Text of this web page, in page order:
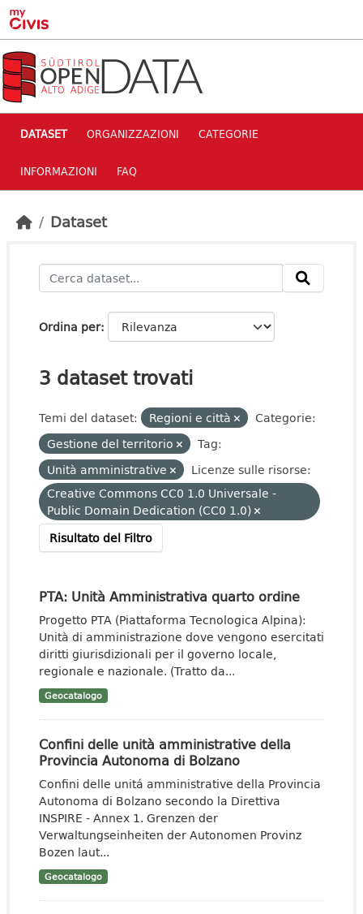
Skip to main content
DATASET ORGANIZZAZIONI CATEGORIE
INFORMAZIONI FAQ
Dataset
Ordina per
3 dataset trovati
Temi del dataset: Regioni e città
Categorie:
Gestione del territorio
Tag:
Unità amministrative
Licenze sulle risorse:
Creative Commons CC0 1.0 Universale -
Public Domain Dedication (CC0 1.0)
Risultato del Filtro
PTA: Unità Amministrativa quarto ordine
Progetto PTA (Piattaforma Tecnologica Alpina):
Unità di amministrazione dove vengono esercitati
diritti giurisdizionali per il governo locale,
regionale e nazionale. (Tratto da...
Geocatalogo
Confini delle unità amministrative della
Provincia Autonoma di Bolzano
Confini delle unitá amministrative della Provincia
Autonoma di Bolzano secondo la Direttiva
INSPIRE - Annex 1. Grenzen der
Verwaltungseinheiten der Autonomen Provinz
Bozen laut...
Geocatalogo